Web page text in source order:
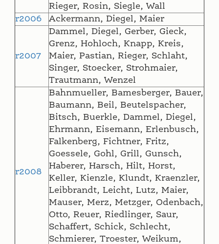
Rieger, Rosin, Siegle, Wall
r2006
Ackermann, Diegel, Maier
r2007
Dammel, Diegel, Gerber, Gieck,
Grenz, Hohloch, Knapp, Kreis,
Maier, Pastian, Rieger, Schlaht,
Singer, Stoecker, Strohmaier,
Trautmann, Wenzel
r2008
Bahnmueller, Bamesberger, Bauer,
Baumann, Beil, Beutelspacher,
Bitsch, Buerkle, Dammel, Diegel,
Ehrmann, Eisemann, Erlenbusch,
Falkenberg, Fichtner, Fritz,
Goessele, Gohl, Grill, Gunsch,
Haberer, Harsch, Hilt, Horst,
Keller, Kienzle, Klundt, Kraenzler,
Leibbrandt, Leicht, Lutz, Maier,
Mauser, Merz, Metzger, Odenbach,
Otto, Reuer, Riedlinger, Saur,
Schaffert, Schick, Schlecht,
Schmierer, Troester, Weikum,